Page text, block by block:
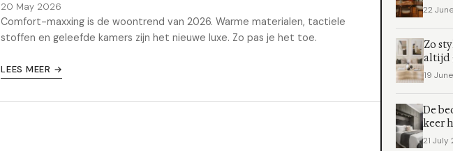
20 May 2026
Comfort-maxxing is de woontrend van 2026. Warme materialen, tactiele
stoffen en geleefde kamers zijn het nieuwe luxe. Zo pas je het toe.
LEES MEER →
22
Zo
altijd
19
De
keer
21 July